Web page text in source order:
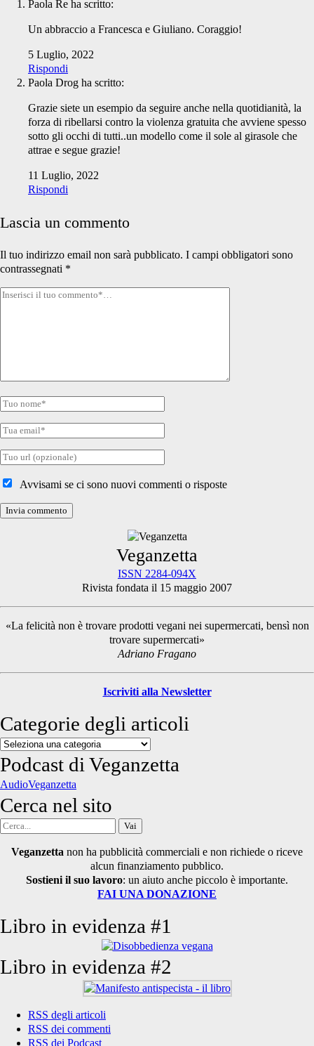
Paola Re ha scritto:
Un abbraccio a Francesca e Giuliano. Coraggio!
5 Luglio, 2022
Rispondi
Paola Drog ha scritto:
Grazie siete un esempio da seguire anche nella quotidianità, la
forza di ribellarsi contro la violenza gratuita che avviene spesso
sotto gli occhi di tutti..un modello come il sole al girasole che
attrae e segue grazie!
11 Luglio, 2022
Rispondi
Lascia un commento
Il tuo indirizzo email non sarà pubblicato. I campi obbligatori sono
contrassegnati *
Tuo
Tuo
Tua
Tuo
internetAvvisami se ci sono nuovi commenti o risposte
Sidebar
Veganzetta
ISSN 2284-094X
Rivista fondata il 15 maggio 2007
«La felicità non è trovare prodotti vegani nei supermercati, bensì non
trovare supermercati»
Adriano Fragano
Iscriviti alla Newsletter
Categorie degli articoli
Categorie
degli
articoli
Podcast di Veganzetta
AudioVeganzetta
Cerca nel sito
Cerca
Veganzetta non ha pubblicità commerciali e non richiede o riceve
alcun finanziamento pubblico.
Sostieni il suo lavoro: un aiuto anche piccolo è importante.
FAI UNA DONAZIONE
Libro in evidenza #1
Libro in evidenza #2
RSS degli articoli
RSS dei commenti
RSS dei Podcast